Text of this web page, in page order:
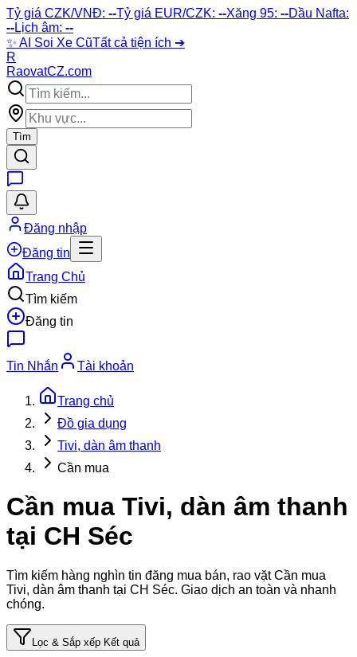
Tỷ giá CZK/VNĐ: --Tỷ giá EUR/CZK: --Xăng 95: --Dầu Nafta:
--Lịch âm: --
✨ AI Soi Xe CũTất cả tiện ích ➔
R
RaovatCZ.com
Tìm
Đăng nhập
Đăng tin
Trang Chủ
Tìm kiếm
Đăng tin
Tin Nhắn Tài khoản
Trang chủ
Đồ gia dụng
Tivi, dàn âm thanh
Cần mua
Cần mua Tivi, dàn âm thanh
tại CH Séc
Tìm kiếm hàng nghìn tin đăng mua bán, rao vặtCần mua
Tivi, dàn âm thanh tại CH Séc. Giao dịch an toàn và nhanh
chóng.
Lọc & Sắp xếp Kết quả